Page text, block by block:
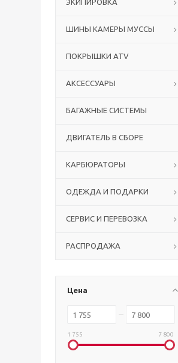
ЭКИПИРОВКА
ШИНЫ КАМЕРЫ МУССЫ
ПОКРЫШКИ ATV
АКСЕССУАРЫ
БАГАЖНЫЕ СИСТЕМЫ
ДВИГАТЕЛЬ В СБОРЕ
КАРБЮРАТОРЫ
ОДЕЖДА И ПОДАРКИ
СЕРВИС И ПЕРЕВОЗКА
РАСПРОДАЖА
Цена
1 755 7 800